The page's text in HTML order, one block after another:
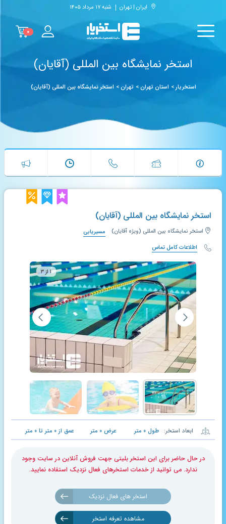
ایران | تهران شنبه ۱۷ مرداد ۱۴۰۵
۰
استخر نمایشگاه بین المللی (آقایان)
استخریار> استان تهران> تهران> استخر نمایشگاه بین المللی (آقایان)
استخر نمایشگاه بین المللی (آقایان)
استخر نمایشگاه بین المللی (ویژه آقایان)
مسیریابی
اطلاعات کامل تماس
۱ از ۳
ابعاد استخر: طول ۰ متر عرض۰ متر عمق از۰ متر تا۰ متر
در حال حاضر برای این استخر بلیتی جهت فروش آنلاین در سایت وجود
ندارد. می توانید از خدمات استخرهای فعال نزدیک استفاده نمایید.
استخر های فعال نزدیک
مشاهده تعرفه استخر